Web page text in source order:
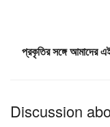
প্রকৃতির সঙ্গে আমাদের
Discussion